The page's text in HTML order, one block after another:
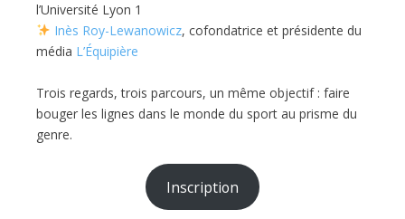
l’Université Lyon 1
Inès Roy-Lewanowicz, cofondatrice et présidente du
média L’Équipière
Trois regards, trois parcours, un même objectif : faire
bouger les lignes dans le monde du sport au prisme du
genre.
Inscription